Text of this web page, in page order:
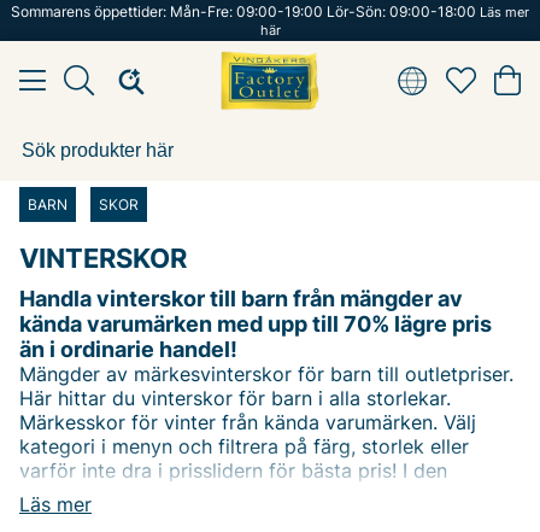
Sommarens öppettider: Mån-Fre: 09:00-19:00 Lör-Sön: 09:00-18:00 Läs mer
här
BARN SKOR
VINTERSKOR
Läs mer
Handla vinterskor till barn från mängder av
kända varumärken med upp till 70% lägre pris
än i ordinarie handel!
Mängder av märkesvinterskor för barn till outletpriser.
Här hittar du vinterskor för barn i alla storlekar.
Märkesskor för vinter från kända varumärken. Välj
kategori i menyn och filtrera på färg, storlek eller
varför inte dra i prisslidern för bästa pris! I den
7000kvm stora butiken i Vingåker hittar du fler
barnskor från många kända varumärken. Happy